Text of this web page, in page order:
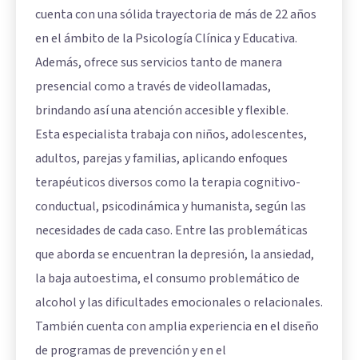
cuenta con una sólida trayectoria de más de 22 años
en el ámbito de la Psicología Clínica y Educativa.
Además, ofrece sus servicios tanto de manera
presencial como a través de videollamadas,
brindando así una atención accesible y flexible.
Esta especialista trabaja con niños, adolescentes,
adultos, parejas y familias, aplicando enfoques
terapéuticos diversos como la terapia cognitivo-
conductual, psicodinámica y humanista, según las
necesidades de cada caso. Entre las problemáticas
que aborda se encuentran la depresión, la ansiedad,
la baja autoestima, el consumo problemático de
alcohol y las dificultades emocionales o relacionales.
También cuenta con amplia experiencia en el diseño
de programas de prevención y en el